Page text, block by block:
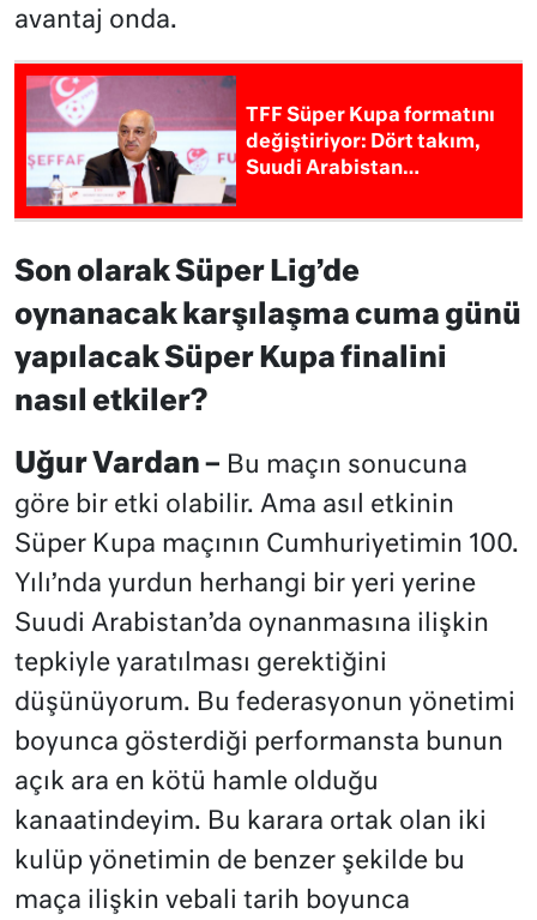
avantaj onda.
TFF Süper Kupa formatını
değiştiriyor: Dört takım,
Suudi Arabistan…
Son olarak Süper Lig’de
oynanacak karşılaşma cuma günü
yapılacak Süper Kupa finalini
nasıl etkiler?
Uğur Vardan – Bu maçın sonucuna
göre bir etki olabilir. Ama asıl etkinin
Süper Kupa maçının Cumhuriyetimin 100.
Yılı’nda yurdun herhangi bir yeri yerine
Suudi Arabistan’da oynanmasına ilişkin
tepkiyle yaratılması gerektiğini
düşünüyorum. Bu federasyonun yönetimi
boyunca gösterdiği performansta bunun
açık ara en kötü hamle olduğu
kanaatindeyim. Bu karara ortak olan iki
kulüp yönetimin de benzer şekilde bu
maça ilişkin vebali tarih boyunca